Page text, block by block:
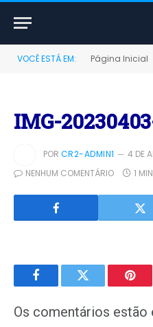
VOCÊ ESTÁ EM: Página Inicial
IMG-
POR CR2-ADMIN1
4 DE
NENHUM COMENTÁRIO
1
FacebookTwitter
Os comentários estão